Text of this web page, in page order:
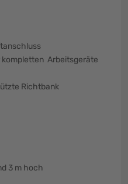
kompletten Arbeitsgeräte
Richtbank
3 m hoch